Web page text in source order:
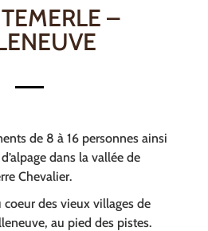
–
de 8 à 16 personnes ainsi
dans la vallée de
Chevalier.
des vieux villages de
au pied des pistes.